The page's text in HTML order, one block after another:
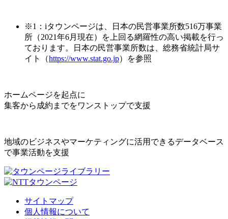
※1：iタウンページは、日本の民営事業所数516万事業
所（2021年6月現在）を上回る網羅性の高い掲載を行っ
ております。日本の民営事業所数は、総務省統計局サ
イト（https://www.stat.go.jp）を参照
ホームページを起点に
集客から成約までをワンストップで支援
地域のビジネスやマーケティングに活用できるデータベース
で事業活動を支援
サイトマップ
個人情報について